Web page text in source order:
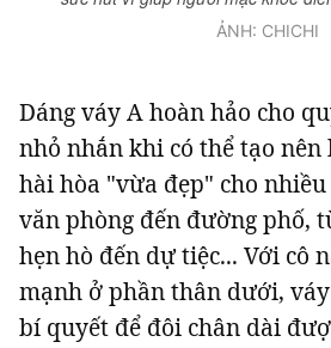
ẢNH: CHICHI
Dáng váy A hoàn hảo cho
nhỏ nhắn khi có thể tạo
hài hòa "vừa đẹp" cho
văn phòng đến đường phố,
hẹn hò đến dự tiệc... Với cô
mạnh ở phần thân dưới,
bí quyết để đôi chân dài